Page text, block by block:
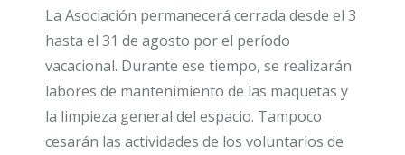
La Asociación permanecerá cerrada desde el 3
hasta el 31 de agosto por el período
vacacional. Durante ese tiempo, se realizarán
labores de mantenimiento de las maquetas y
la limpieza general del espacio. Tampoco
cesarán las actividades de los voluntarios de